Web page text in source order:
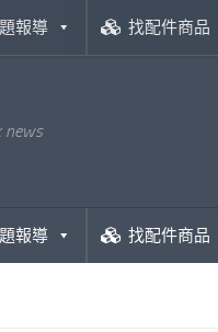
報導 找配件商品
news
報導 找配件商品